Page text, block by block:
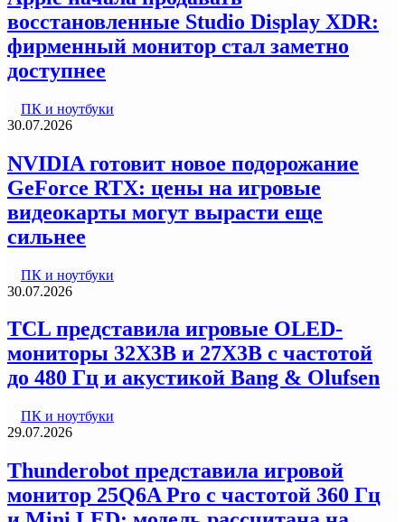
восстановленные Studio Display XDR:
фирменный монитор стал заметно
доступнее
ПК и ноутбуки
30.07.2026
NVIDIA готовит новое подорожание
GeForce RTX: цены на игровые
видеокарты могут вырасти еще
сильнее
ПК и ноутбуки
30.07.2026
TCL представила игровые OLED-
мониторы 32X3B и 27X3B с частотой
до 480 Гц и акустикой Bang & Olufsen
ПК и ноутбуки
29.07.2026
Thunderobot представила игровой
монитор 25Q6A Pro с частотой 360 Гц